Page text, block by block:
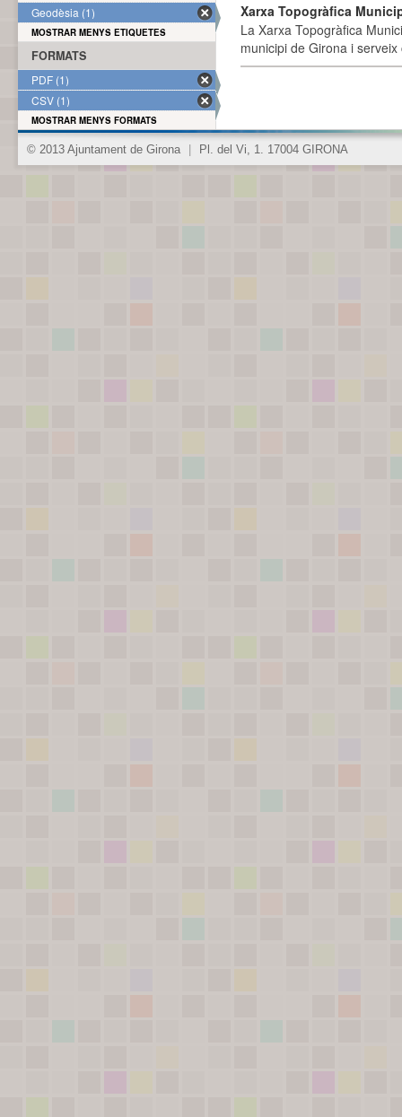
Xarxa Topogràfica
La Xarxa Topogràfica
municipi de Girona i
Geodèsia (1)
MOSTRAR MENYS ETIQUETES
FORMATS
PDF (1)
CSV (1)
MOSTRAR MENYS FORMATS
© 2013 Ajuntament de Girona Pl. del Vi, 1. 17004 GIRONA